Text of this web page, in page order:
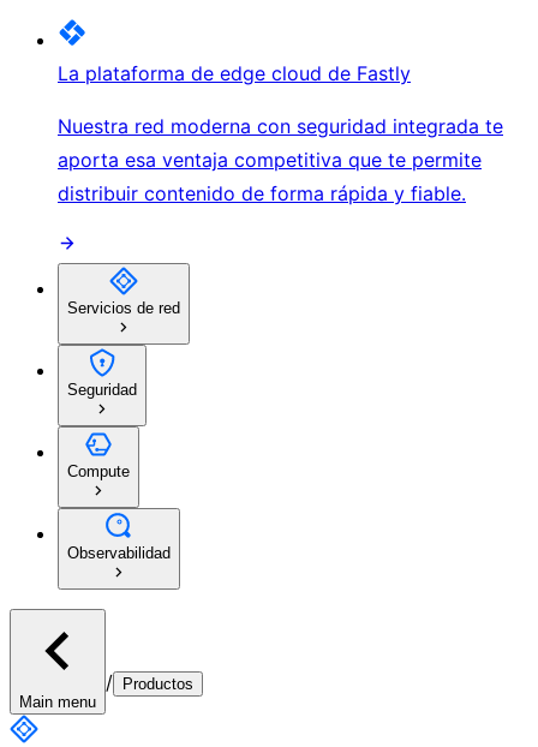
La plataforma de edge cloud de Fastly
Nuestra red moderna con seguridad integrada te
aporta esa ventaja competitiva que te permite
distribuir contenido de forma rápida y fiable.
Servicios de red
Seguridad
Compute
Observabilidad
Main menu
/ Productos